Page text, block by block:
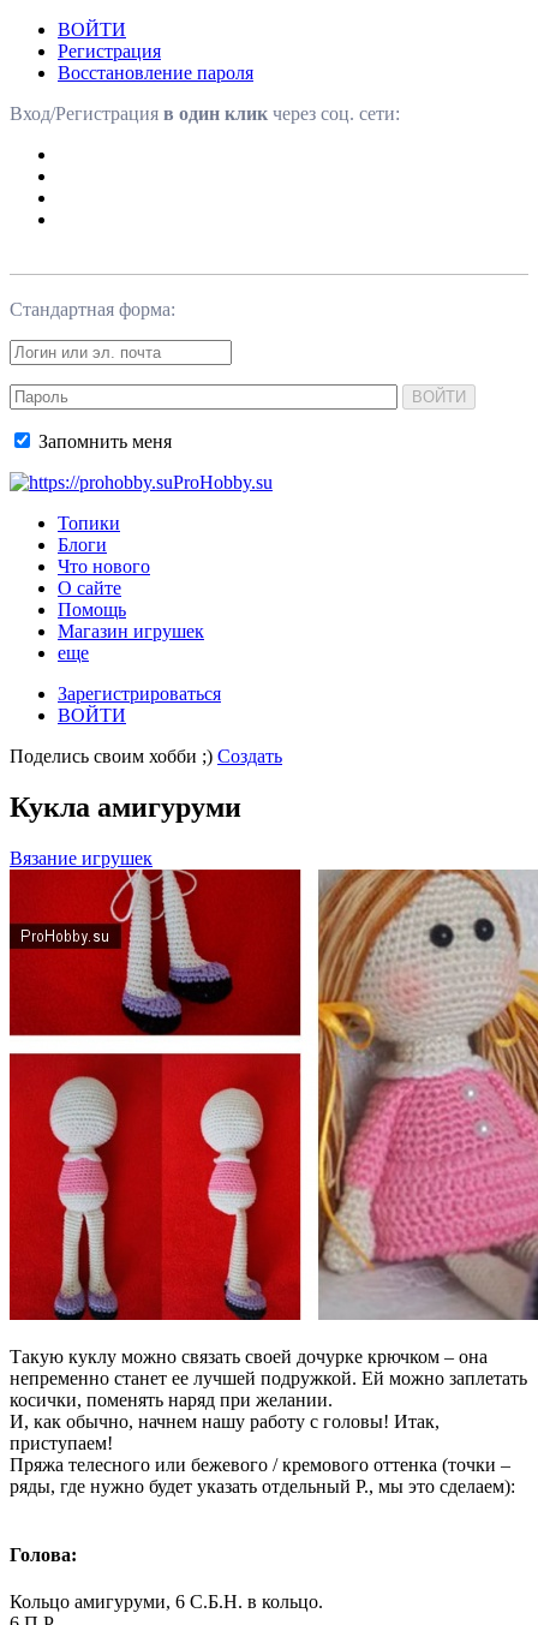
ВОЙТИ
Регистрация
Восстановление пароля
Вход/Регистрация в один клик через соц. сети:
Стандартная форма:
ВОЙТИ
Запомнить меня
ProHobby.su
Топики
Блоги
Что нового
О сайте
Помощь
Магазин игрушек
еще
Зарегистрироваться
ВОЙТИ
Поделись своим хобби ;) Создать
Кукла амигуруми
Вязание игрушек
Такую куклу можно связать своей дочурке крючком – она
непременно станет ее лучшей подружкой. Ей можно заплетать
косички, поменять наряд при желании.
И, как обычно, начнем нашу работу с головы! Итак,
приступаем!
Пряжа телесного или бежевого / кремового оттенка (точки –
ряды, где нужно будет указать отдельный Р., мы это сделаем):
Голова:
Кольцо амигуруми, 6 С.Б.Н. в кольцо.